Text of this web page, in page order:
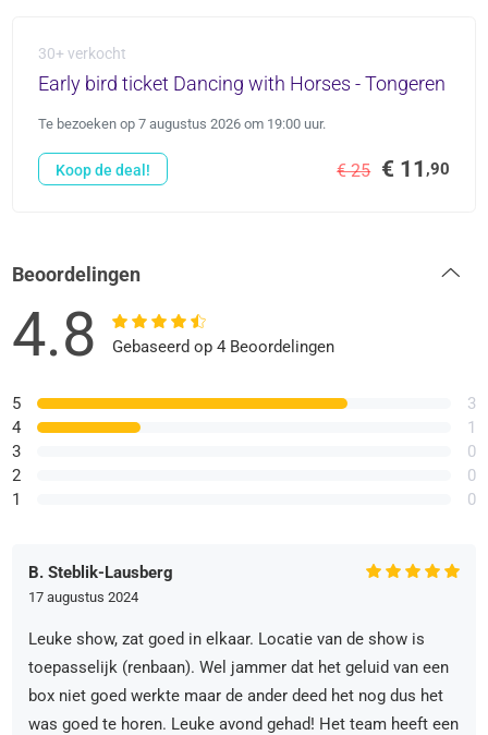
30+ verkocht
Early bird ticket Dancing with Horses - Tongeren
Te bezoeken op 7 augustus 2026 om 19:00 uur.
€ 25 € 11,90
Koop de deal!
Beoordelingen
4.8 Gebaseerd op 4 Beoordelingen
5
4
3
2
1
3
1
0
0
0
B. Steblik-Lausberg
17 augustus 2024
Leuke show, zat goed in elkaar. Locatie van de show is
toepasselijk (renbaan). Wel jammer dat het geluid van een
box niet goed werkte maar de ander deed het nog dus het
was goed te horen. Leuke avond gehad! Het team heeft een